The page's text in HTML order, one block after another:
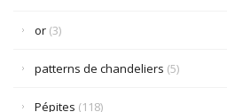
or (3)
patterns de chandeliers (5)
Pépites (118)